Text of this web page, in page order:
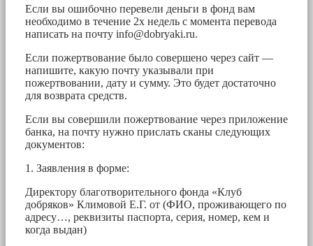
Если вы ошибочно перевели деньги в фонд вам
необходимо в течение 2х недель с момента перевода
написать на почту info@dobryaki.ru.
Если пожертвование было совершено через сайт —
напишите, какую почту указывали при
пожертвовании, дату и сумму. Это будет достаточно
для возврата средств.
Если вы совершили пожертвование через приложение
банка, на почту нужно прислать сканы следующих
документов:
1. Заявления в форме:
Директору благотворительного фонда «Клуб
добряков» Климовой Е.Г. от (ФИО, проживающего по
адресу…, реквизиты паспорта, серия, номер, кем и
когда выдан)